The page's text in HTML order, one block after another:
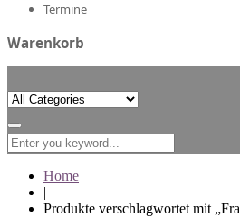
Termine
Warenkorb
Search
for:
Home
|
Produkte verschlagwortet mit